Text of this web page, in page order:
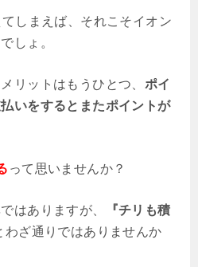
しまえば、それこそイオン
しょ。
リットはもうひとつ、 ポイ
いをするとまたポイントが
って思いませんか？
はありますが、
『チリも積
わざ通りではありませんか